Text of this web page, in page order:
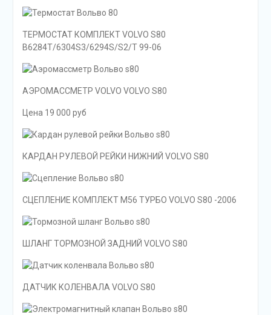
ТЕРМОСТАТ КОМПЛЕКТ VOLVO S80
B6284T/6304S3/6294S/S2/T 99-06
АЭРОМАССМЕТР VOLVO VOLVO S80
Цена 19 000 руб
КАРДАН РУЛЕВОЙ РЕЙКИ НИЖНИЙ VOLVO S80
СЦЕПЛЕНИЕ КОМПЛЕКТ M56 ТУРБО VOLVO S80 -2006
ШЛАНГ ТОРМОЗНОЙ ЗАДНИЙ VOLVO S80
ДАТЧИК КОЛЕНВАЛА VOLVO S80